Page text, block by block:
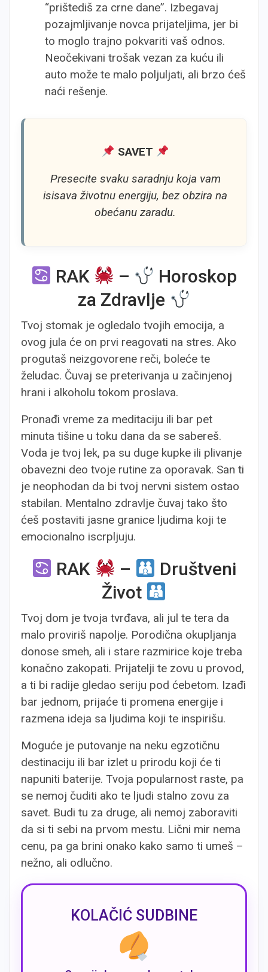
“prištediš za crne dane”. Izbegavaj
pozajmljivanje novca prijateljima, jer bi
to moglo trajno pokvariti vaš odnos.
Neočekivani trošak vezan za kuću ili
auto može te malo poljuljati, ali brzo ćeš
naći rešenje.
SAVET
Presecite svaku saradnju koja vam
isisava životnu energiju, bez obzira na
obećanu zaradu.
RAK –
Horoskop
za Zdravlje
Tvoj stomak je ogledalo tvojih emocija, a
ovog jula će on prvi reagovati na stres. Ako
progutaš neizgovorene reči, boleće te
želudac. Čuvaj se preterivanja u začinjenoj
hrani i alkoholu tokom proslava.
Pronađi vreme za meditaciju ili bar pet
minuta tišine u toku dana da se sabereš.
Voda je tvoj lek, pa su duge kupke ili plivanje
obavezni deo tvoje rutine za oporavak. San ti
je neophodan da bi tvoj nervni sistem ostao
stabilan. Mentalno zdravlje čuvaj tako što
ćeš postaviti jasne granice ljudima koji te
emocionalno iscrpljuju.
RAK –
Društveni
Život
Tvoj dom je tvoja tvrđava, ali jul te tera da
malo proviriš napolje. Porodična okupljanja
donose smeh, ali i stare razmirice koje treba
konačno zakopati. Prijatelji te zovu u provod,
a ti bi radije gledao seriju pod ćebetom. Izađi
bar jednom, prijaće ti promena energije i
razmena ideja sa ljudima koji te inspirišu.
Moguće je putovanje na neku egzotičnu
destinaciju ili bar izlet u prirodu koji će ti
napuniti baterije. Tvoja popularnost raste, pa
se nemoj čuditi ako te ljudi stalno zovu za
savet. Budi tu za druge, ali nemoj zaboraviti
da si ti sebi na prvom mestu. Lični mir nema
cenu, pa ga brini onako kako samo ti umeš –
nežno, ali odlučno.
KOLAČIĆ SUDBINE